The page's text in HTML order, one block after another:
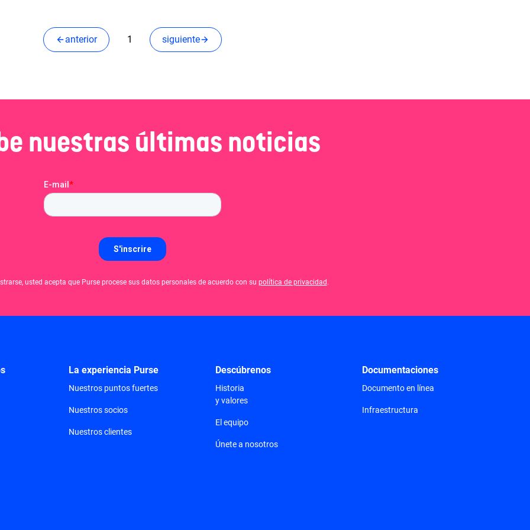
anterior 1 siguiente
nuestras últimas noticias
usted acepta que Purse procese sus datos personales de acuerdo con su política de privacidad.
La experiencia Purse
Nuestros puntos fuertes
Nuestros socios
Nuestros clientes
Descúbrenos
Historia
y valores
El equipo
Únete a nosotros
Documentaciones
Documento en línea
Infraestructura